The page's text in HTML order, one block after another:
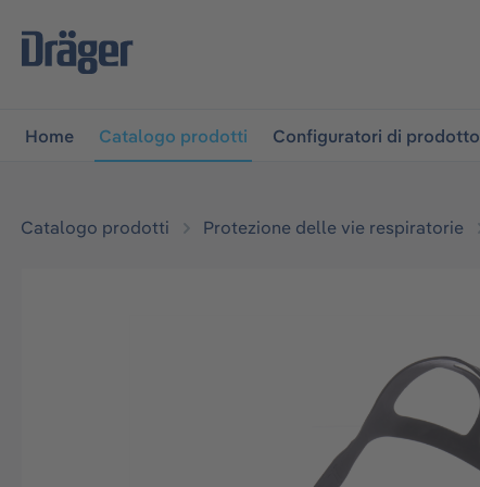
navigazione principale
Home Catalogo prodotti Configuratori di prodotto
Catalogo prodotti Protezione delle vie respiratorie